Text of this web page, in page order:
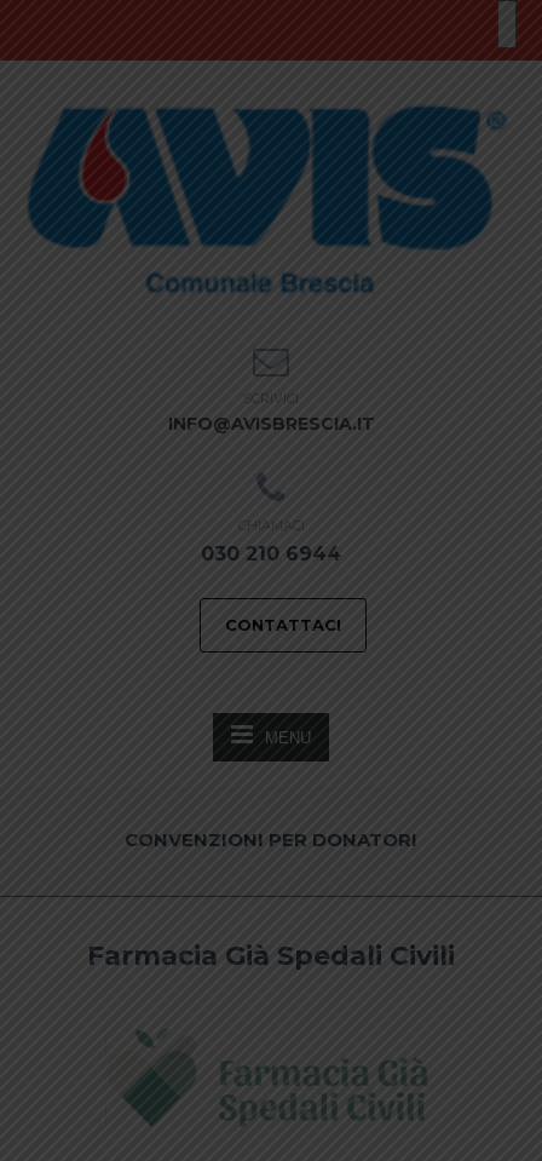
SCRIVICI
INFO@AVISBRESCIA.IT
CHIAMACI
030 210 6944
CONTATTACI
MENU
CONVENZIONI PER DONATORI
Farmacia Già Spedali Civili